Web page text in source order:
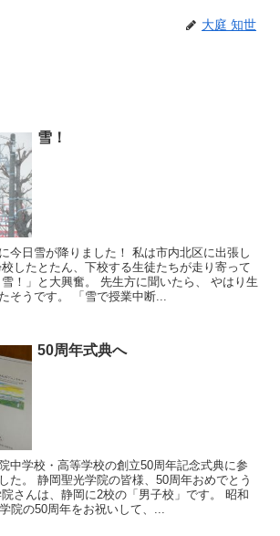
大庭 知世
雪！
今日雪が降りました！ 私は市内北区に出張し
したとたん、下校する生徒たちが走り寄って
！」と大興奮。 先生方に聞いたら、 やはり生
そうです。 「雪で授業中断...
50周年式典へ
中学校・高等学校の創立50周年記念式典に参
た。 静岡聖光学院の皆様、50周年おめでとう
さんは、静岡に2校の「男子校」です。 昭和
院の50周年をお祝いして、...